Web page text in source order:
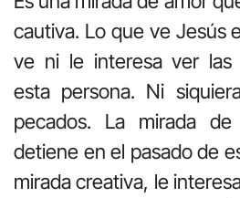
cautiva. Lo que ve Jesús
ve ni le interesa ver las
esta persona. Ni
pecados. La mirada
detiene en el pasado de
mirada creativa, le